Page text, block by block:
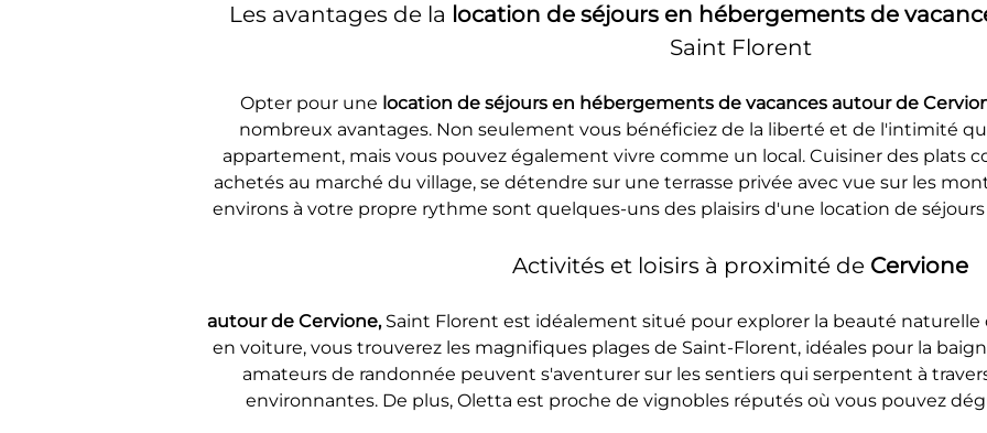
Les avantages de la location de séjours en hébergements de
Saint Florent
Opter pour une location de séjours en hébergements de vacances autour de
nombreux avantages. Non seulement vous bénéficiez de la liberté et de l'intimité
appartement, mais vous pouvez également vivre comme un local. Cuisiner des plats
achetés au marché du village, se détendre sur une terrasse privée avec vue sur les
environs à votre propre rythme sont quelques-uns des plaisirs d'une location de
Activités et loisirs à proximité de Cervione
autour de Cervione, Saint Florent est idéalement situé pour explorer la beauté naturelle
en voiture, vous trouverez les magnifiques plages de Saint-Florent, idéales pour la
amateurs de randonnée peuvent s'aventurer sur les sentiers qui serpentent à
environnantes. De plus, Oletta est proche de vignobles réputés où vous pouvez